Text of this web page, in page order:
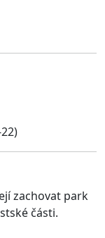
zachovat park
části.